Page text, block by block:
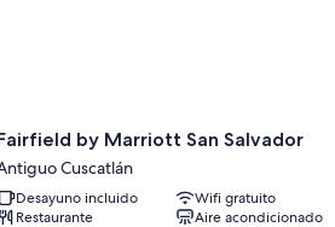
by Marriott San Salvador
Cuscatlán
Desayuno incluido
Wifi gratuito
Restaurante
Aire acondicionado